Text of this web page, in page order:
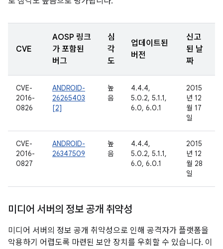
CVE
AOSP 링크
가 포함된
버그
심
각
도
업데이트된
버전
신고
된 날
짜
CVE-
2016-
0826
ANDROID-
26265403
[2]
높
음
4.4.4,
5.0.2, 5.1.1,
6.0, 6.0.1
2015
년 12
월 17
일
CVE-
2016-
0827
ANDROID-
26347509
높
음
4.4.4,
5.0.2, 5.1.1,
6.0, 6.0.1
2015
년 12
월 28
일
미디어 서버의 정보 공개 취약성
미디어 서버의 정보 공개 취약성으로 인해 공격자가 플랫폼을
악용하기 어렵도록 마련된 보안 장치를 우회할 수 있습니다. 이